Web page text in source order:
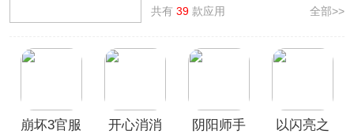
是公认好评可玩性比较高的良心手机游
物语
等在内的精品佳作，仅仅从玩法上
种类型，不知道什么游戏可玩性比较高
的小伙伴，欢迎前来本合集中挑选免费
共有39 款应用 全部>>
崩坏3官服
开心消消
阴阳师手
以闪亮之